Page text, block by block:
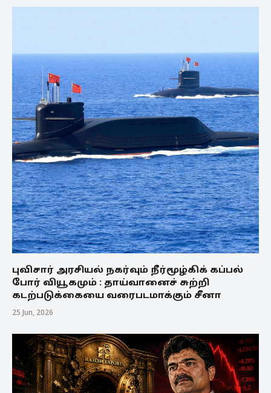
புவிசார் அரசியல் நகர்வும் நீர்மூழ்கிக் கப்பல்
போர் வியூகமும் : தாய்வானைச் சுற்றி
கடற்படுக்கையை வரைபடமாக்கும் சீனா
25 Jun, 2026